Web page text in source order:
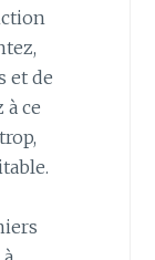
et de
à ce